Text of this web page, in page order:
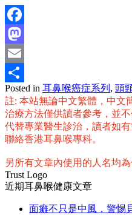
Facebook
Mastodon
Email
分
享
Posted in 耳鼻喉癌症系列 , 頭
註: 本站無論中文繁體，中文
治療方法僅供讀者參考，並
代替專業醫生診治，讀者如
聯絡香港耳鼻喉專科。
另所有文章內使用的人名均為
Trust Logo
近期耳鼻喉健康文章
面癱不只是中風，警惕